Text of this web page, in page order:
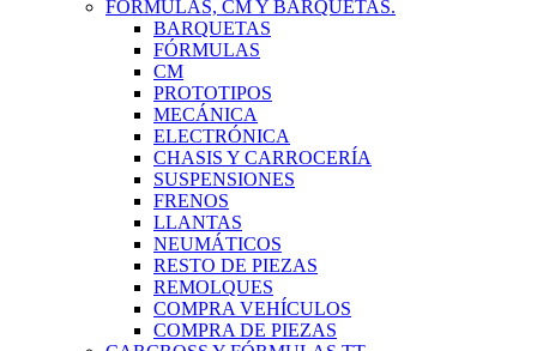
FÓRMULAS, CM Y BARQUETAS.
BARQUETAS
FÓRMULAS
CM
PROTOTIPOS
MECÁNICA
ELECTRÓNICA
CHASIS Y CARROCERÍA
SUSPENSIONES
FRENOS
LLANTAS
NEUMÁTICOS
RESTO DE PIEZAS
REMOLQUES
COMPRA VEHÍCULOS
COMPRA DE PIEZAS